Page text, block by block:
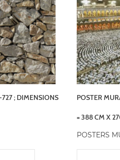
727 ; DIMENSIONS POSTER
= 388 CM X
POSTERS